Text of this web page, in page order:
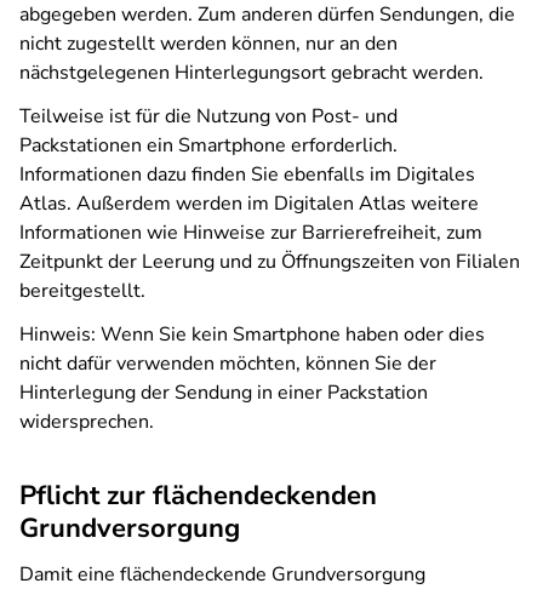
abgegeben werden. Zum anderen dürfen Sendungen, die
nicht zugestellt werden können, nur an den
nächstgelegenen Hinterlegungsort gebracht werden.
Teilweise ist für die Nutzung von Post- und
Packstationen ein Smartphone erforderlich.
Informationen dazu finden Sie ebenfalls im Digitales
Atlas. Außerdem werden im Digitalen Atlas weitere
Informationen wie Hinweise zur Barrierefreiheit, zum
Zeitpunkt der Leerung und zu Öffnungszeiten von Filialen
bereitgestellt.
Hinweis: Wenn Sie kein Smartphone haben oder dies
nicht dafür verwenden möchten, können Sie der
Hinterlegung der Sendung in einer Packstation
widersprechen.
Pflicht zur flächendeckenden
Grundversorgung
Damit eine flächendeckende Grundversorgung